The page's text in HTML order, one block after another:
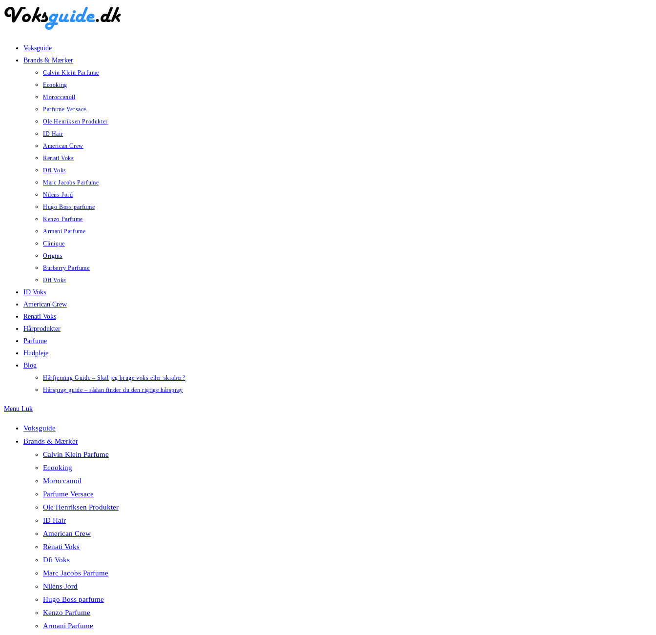
Skip
Voksguide
Brands & Mærker
Calvin Klein Parfume
Ecooking
Moroccanoil
Parfume Versace
Ole Henriksen Produkter
ID Hair
American Crew
Renati Voks
Dfi Voks
Marc Jacobs Parfume
Nilens Jord
Hugo Boss parfume
Kenzo Parfume
Armani Parfume
Clinique
Origins
Burberry Parfume
Dfi Voks
ID Voks
American Crew
Renati Voks
Hårprodukter
Parfume
Hudpleje
Blog
Hårfjerning Guide – Skal jeg bruge voks eller skraber?
Hårspray guide – sådan finder du den rigtige hårspray
Menu Luk
Voksguide
Brands & Mærker
Calvin Klein Parfume
Ecooking
Moroccanoil
Parfume Versace
Ole Henriksen Produkter
ID Hair
American Crew
Renati Voks
Dfi Voks
Marc Jacobs Parfume
Nilens Jord
Hugo Boss parfume
Kenzo Parfume
Armani Parfume